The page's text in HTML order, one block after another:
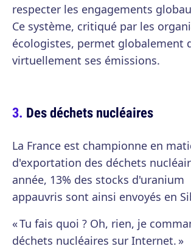
respecter les engagements
Ce système, critiqué par les
écologistes, permet globalement
virtuellement ses émissions.
Des déchets nucléaires
La France est championne en
d'exportation des déchets
année, 13% des stocks d'uranium
appauvris sont ainsi envoyés en
« Tu fais quoi ? Oh, rien, je
déchets nucléaires sur Internet. »